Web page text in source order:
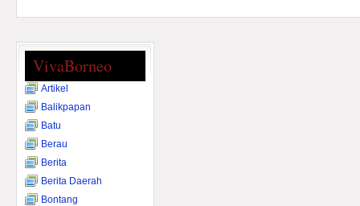
VivaBorneo
Artikel
Balikpapan
Batu
Berau
Berita
Berita Daerah
Bontang